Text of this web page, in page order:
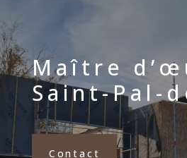
Maître
Saint-Pal-
Contact